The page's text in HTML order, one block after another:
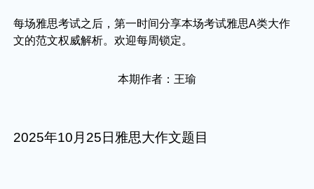
每场雅思考试之后，第一时间分享本场考试雅思A类大作
文的范文权威解析。欢迎每周锁定。
本期作者：王瑜
2025年10月25日雅思大作文题目